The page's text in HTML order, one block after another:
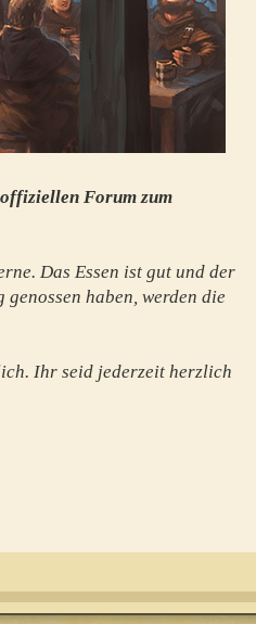
Forum zum
Das Essen ist gut und der
haben, werden die
Ihr seid jederzeit herzlich